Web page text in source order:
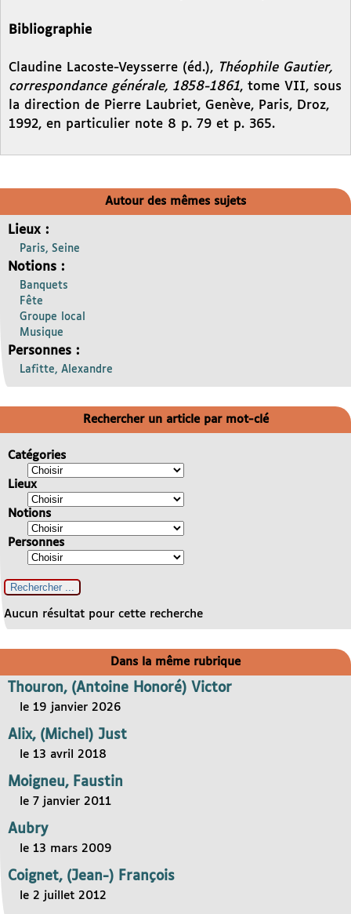
Bibliographie
Claudine Lacoste-Veysserre (éd.), Théophile Gautier,
correspondance générale, 1858-1861, tome VII, sous
la direction de Pierre Laubriet, Genève, Paris, Droz,
1992, en particulier note 8 p. 79 et p. 365.
Autour des mêmes sujets
Lieux :
Paris, Seine
Notions :
Banquets
Fête
Groupe local
Musique
Personnes :
Lafitte, Alexandre
Rechercher un article par mot-clé
Catégories
Lieux
Notions
Personnes
Aucun résultat pour cette recherche
Dans la même rubrique
Thouron, (Antoine Honoré) Victor
le 19 janvier 2026
Alix, (Michel) Just
le 13 avril 2018
Moigneu, Faustin
le 7 janvier 2011
Aubry
le 13 mars 2009
Coignet, (Jean-) François
le 2 juillet 2012